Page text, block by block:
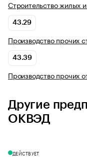
Строительство жилых
43.29
Производство прочих
43.39
Производство прочих
Другие
ОКВЭД
ДЕЙСТВУЕТ